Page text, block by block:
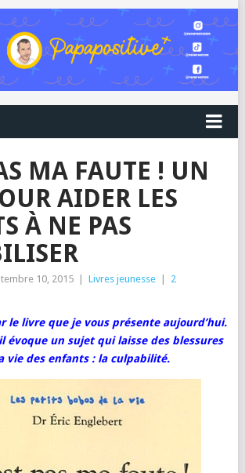
MA FAUTE ! UN
AIDER LES
À NE PAS
10, 2015 Livres jeunesse
2
le livre que je vous présente aujourd’hui.
évoque un sujet qui laisse des blessures
vie des enfants : la culpabilité.